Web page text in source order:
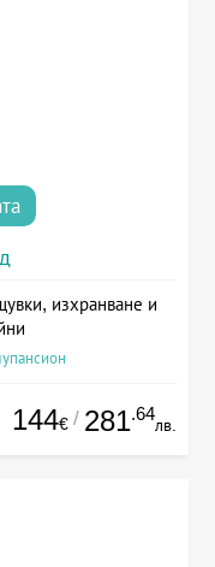
изхранване и
144€ / 281.64
лв.